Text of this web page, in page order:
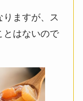
ますが、ス
とはないので